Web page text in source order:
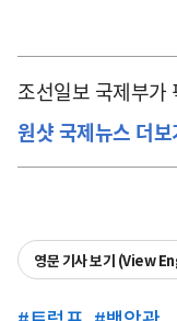
조선일보 국제부가
원샷 국제뉴스 더보
영문 기사 보기 (View